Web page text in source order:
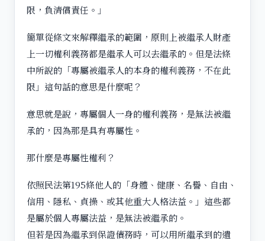
限，負清償責任。」
簡單從條文來解釋繼承的範圍，原則上被繼承人財產
上一切權利義務都是繼承人可以去繼承的。但是法條
中所說的「專屬被繼承人的本身的權利義務，不在此
限」這句話的意思是什麼呢？
意思就是說，專屬個人一身的權利義務，是無法被繼
承的，因為那是具有專屬性。
那什麼是專屬性權利？
依照民法第195條他人的「身體、健康、名譽、自由、
信用、隱私、貞操、或其他重大人格法益。」這些都
是屬於個人專屬法益，是無法被繼承的。
但若是因為繼承到保證債務時，可以用所繼承到的遺